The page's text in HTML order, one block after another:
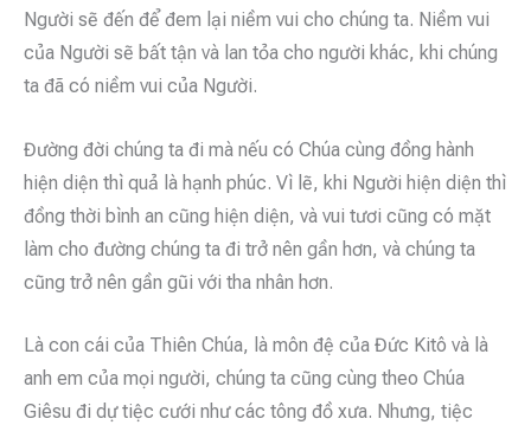
Người sẽ đến để đem lại niềm vui cho chúng ta. Niềm vui
của Người sẽ bất tận và lan tỏa cho người khác, khi chúng
ta đã có niềm vui của Người.
Đường đời chúng ta đi mà nếu có Chúa cùng đồng hành
hiện diện thì quả là hạnh phúc. Vì lẽ, khi Người hiện diện thì
đồng thời bình an cũng hiện diện, và vui tươi cũng có mặt
làm cho đường chúng ta đi trở nên gần hơn, và chúng ta
cũng trở nên gần gũi với tha nhân hơn.
Là con cái của Thiên Chúa, là môn đệ của Đức Kitô và là
anh em của mọi người, chúng ta cũng cùng theo Chúa
Giêsu đi dự tiệc cưới như các tông đồ xưa. Nhưng, tiệc